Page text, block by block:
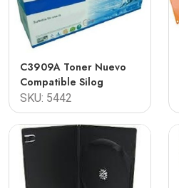
C3909A Toner Nuevo
Compatible Silog
SKU: 5442